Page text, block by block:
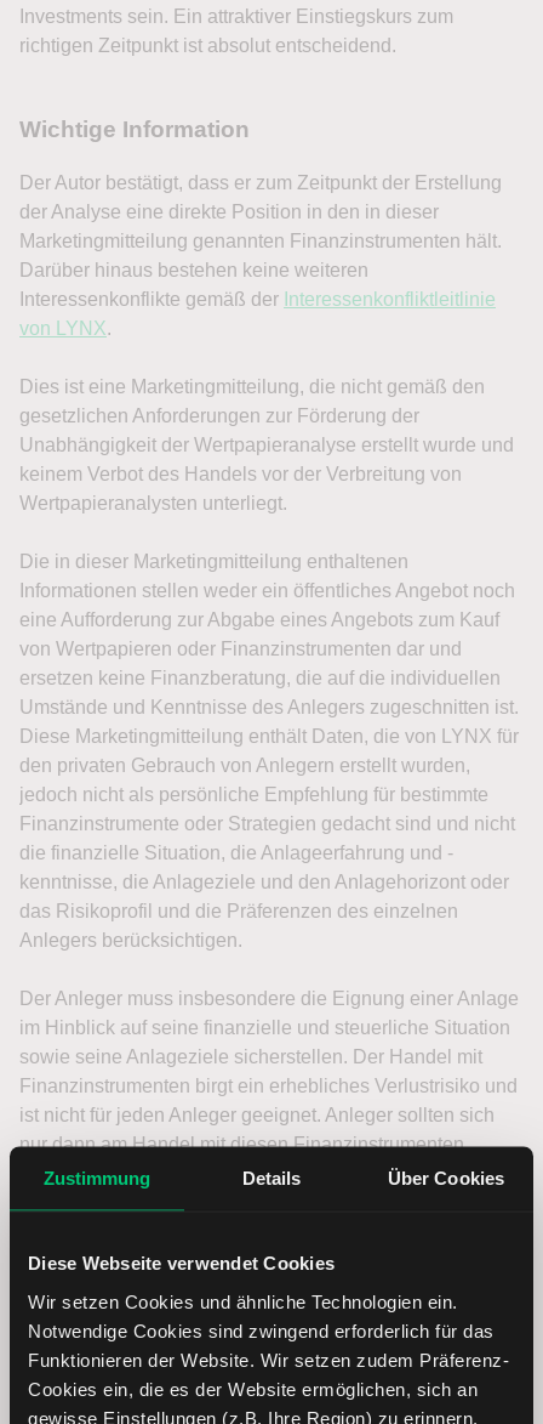
Zustimmung Details Über Cookies
Diese Webseite verwendet Cookies
Wir setzen Cookies und ähnliche Technologien ein.
Notwendige Cookies sind zwingend erforderlich für das
Funktionieren der Website. Wir setzen zudem Präferenz-
Cookies ein, die es der Website ermöglichen, sich an
gewisse Einstellungen (z.B. Ihre Region) zu erinnern.
Investments sein. Ein attraktiver Einstiegskurs zum
richtigen Zeitpunkt ist absolut entscheidend.